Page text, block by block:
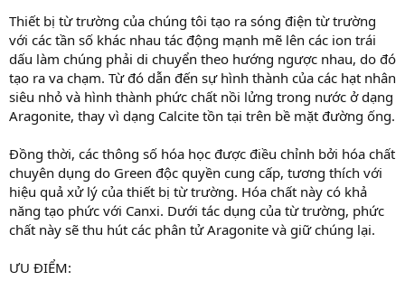
Thiết bị từ trường của chúng tôi tạo ra sóng điện từ trường
với các tần số khác nhau tác động mạnh mẽ lên các ion trái
dấu làm chúng phải di chuyển theo hướng ngược nhau, do đó
tạo ra va chạm. Từ đó dẫn đến sự hình thành của các hạt nhân
siêu nhỏ và hình thành phức chất nồi lửng trong nước ở dạng
Aragonite, thay vì dạng Calcite tồn tại trên bề mặt đường ống.
Đồng thời, các thông số hóa học được điều chỉnh bởi hóa chất
chuyên dụng do Green độc quyền cung cấp, tương thích với
hiệu quả xử lý của thiết bị từ trường. Hóa chất này có khả
năng tạo phức với Canxi. Dưới tác dụng của từ trường, phức
chất này sẽ thu hút các phân tử Aragonite và giữ chúng lại.
ƯU ĐIỂM: